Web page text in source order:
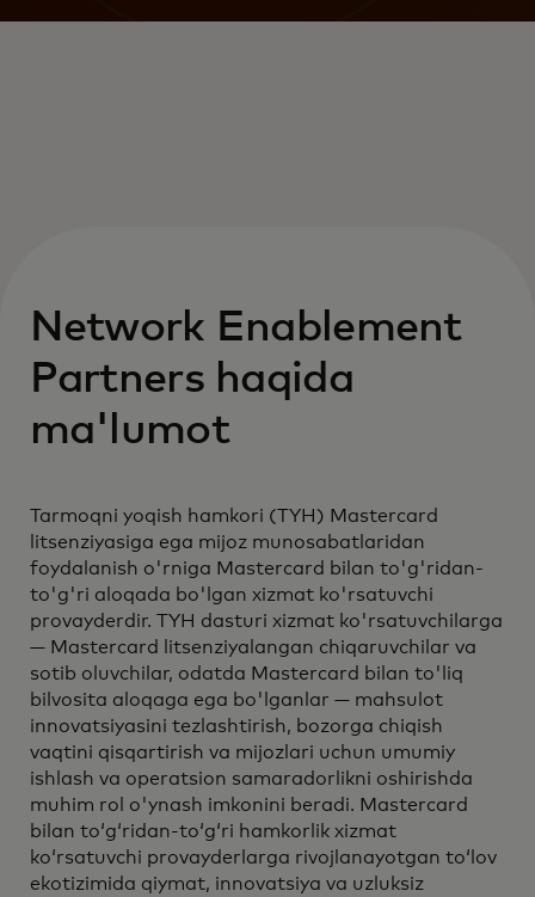
Network Enablement
Partners haqida
ma'lumot
Tarmoqni yoqish hamkori (TYH) Mastercard
litsenziyasiga ega mijoz munosabatlaridan
foydalanish o'rniga Mastercard bilan to'g'ridan-
to'g'ri aloqada bo'lgan xizmat ko'rsatuvchi
provayderdir. TYH dasturi xizmat ko'rsatuvchilarga
— Mastercard litsenziyalangan chiqaruvchilar va
sotib oluvchilar, odatda Mastercard bilan to'liq
bilvosita aloqaga ega bo'lganlar — mahsulot
innovatsiyasini tezlashtirish, bozorga chiqish
vaqtini qisqartirish va mijozlari uchun umumiy
ishlash va operatsion samaradorlikni oshirishda
muhim rol o'ynash imkonini beradi. Mastercard
bilan toʻgʻridan-toʻgʻri hamkorlik xizmat
koʻrsatuvchi provayderlarga rivojlanayotgan toʻlov
ekotizimida qiymat, innovatsiya va uzluksiz